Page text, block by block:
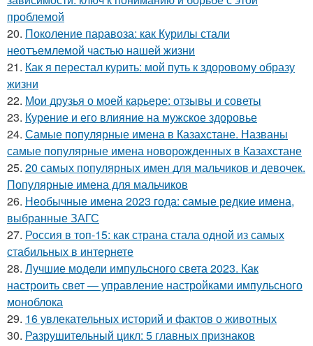
проблемой
20. Поколение паравоза: как Курилы стали
неотъемлемой частью нашей жизни
21. Как я перестал курить: мой путь к здоровому образу
жизни
22. Мои друзья о моей карьере: отзывы и советы
23. Курение и его влияние на мужское здоровье
24. Самые популярные имена в Казахстане. Названы
самые популярные имена новорожденных в Казахстане
25. 20 самых популярных имен для мальчиков и девочек.
Популярные имена для мальчиков
26. Необычные имена 2023 года: самые редкие имена,
выбранные ЗАГС
27. Россия в топ-15: как страна стала одной из самых
стабильных в интернете
28. Лучшие модели импульсного света 2023. Как
настроить свет — управление настройками импульсного
моноблока
29. 16 увлекательных историй и фактов о животных
30. Разрушительный цикл: 5 главных признаков